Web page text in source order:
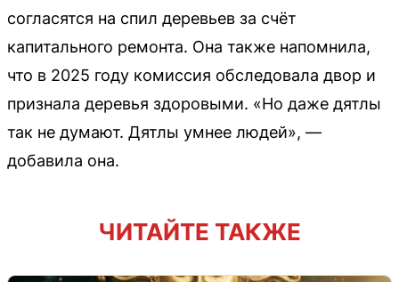
согласятся на спил деревьев за счёт
капитального ремонта. Она также напомнила,
что в 2025 году комиссия обследовала двор и
признала деревья здоровыми. «Но даже дятлы
так не думают. Дятлы умнее людей», —
добавила она.
ЧИТАЙТЕ ТАКЖЕ